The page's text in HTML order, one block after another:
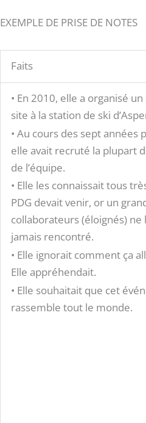
EXEMPLE DE PRISE DE NOTES
Faits
• En 2010, elle a organisé
site à la station de ski
• Au cours des sept années
elle avait recruté la plupart
de l’équipe.
• Elle les connaissait tous
PDG devait venir, or un
collaborateurs (éloignés) ne
jamais rencontré.
• Elle ignorait comment ça
Elle appréhendait.
• Elle souhaitait que cet
rassemble tout le monde.